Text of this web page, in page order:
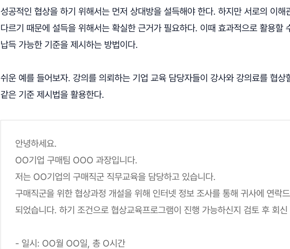
성공적인 협상을 하기 위해서는 먼저 상대방을 설득해야 한다. 하지만 서로의 이해
다르기 때문에 설득을 위해서는 확실한 근거가 필요하다. 이때 효과적으로 활용할
납득 가능한 기준을 제시하는 방법이다.
쉬운 예를 들어보자. 강의를 의뢰하는 기업 교육 담당자들이 강사와 강의료를 협상
같은 기준 제시법을 활용한다.
안녕하세요.
OO기업 구매팀 OOO 과장입니다.
저는 OO기업의 구매직군 직무교육을 담당하고 있습니다.
구매직군을 위한 협상과정 개설을 위해 인터넷 정보 조사를 통해 귀사에 연락
되었습니다. 하기 조건으로 협상교육프로그램이 진행 가능하신지 검토 후 회
- 일시: OO월 OO일, 총 O시간